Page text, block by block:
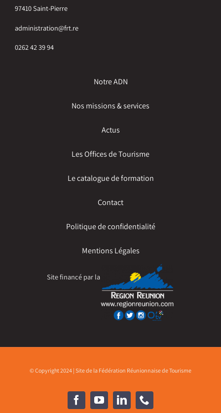
97410 Saint-Pierre
administration@frt.re
0262 42 39 94
Notre ADN
Nos missions & services
Actus
Les Offices de Tourisme
Le catalogue de formation
Contact
Politique de confidentialité
Mentions Légales
Site financé par la
© Copyright 2024 | Site de la Fédération Réunionnaise de Tourisme